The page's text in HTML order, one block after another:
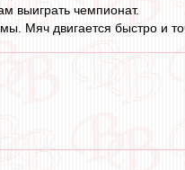
выиграть чемпионат.
Мяч двигается быстро и